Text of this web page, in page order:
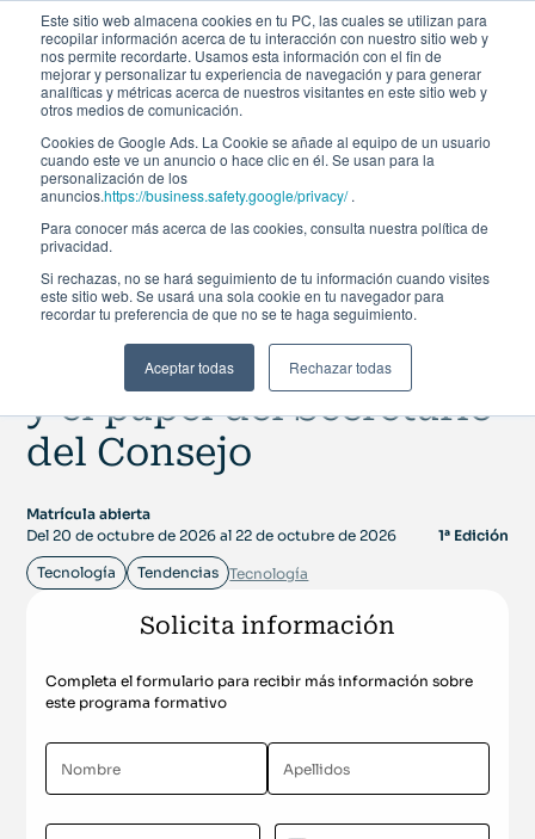
Este sitio web almacena cookies en tu PC, las cuales se utilizan para
recopilar información acerca de tu interacción con nuestro sitio web y
nos permite recordarte. Usamos esta información con el fin de
mejorar y personalizar tu experiencia de navegación y para generar
analíticas y métricas acerca de nuestros visitantes en este sitio web y
otros medios de comunicación.
Cookies de Google Ads. La Cookie se añade al equipo de un usuario
cuando este ve un anuncio o hace clic en él. Se usan para la
personalización de los
anuncios.https://business.safety.google/privacy/.
Para conocer más acerca de las cookies, consulta nuestra política de
privacidad.
Si rechazas, no se hará seguimiento de tu información cuando visites
este sitio web. Se usará una sola cookie en tu navegador para
recordar tu preferencia de que no se te haga seguimiento.
Aceptar todas Rechazar todas
Curso de especialización
Cómo la IA está
transformando la
gobernanza corporativa
y el papel del Secretario
del Consejo
Matrícula abierta
Del 20 de octubre de 2026 al 22 de octubre de 2026
1ª Edición
Tecnología Tendencias Tecnología
Solicita información
Completa el formulario para recibir más información sobre
este programa formativo